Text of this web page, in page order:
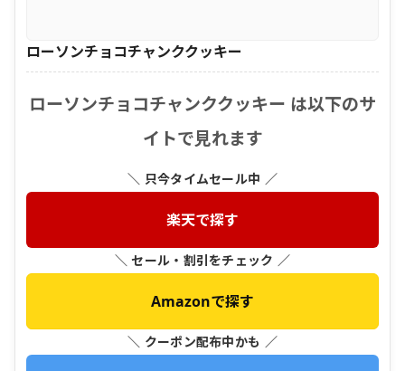
ローソンチョコチャンククッキー
ローソンチョコチャンククッキー は以下のサ
イトで見れます
＼ 只今タイムセール中 ／
楽天で探す
＼ セール・割引をチェック ／
Amazonで探す
＼ クーポン配布中かも ／